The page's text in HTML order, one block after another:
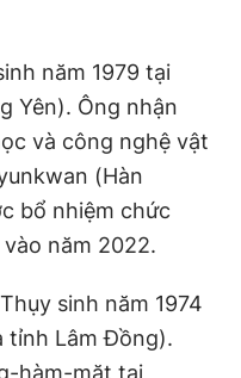
năm 1979 tại
Yên). Ông nhận
và công nghệ vật
(Hàn
bổ nhiệm chức
năm 2022.
sinh năm 1974
tỉnh Lâm Đồng).
hàm-mặt tại